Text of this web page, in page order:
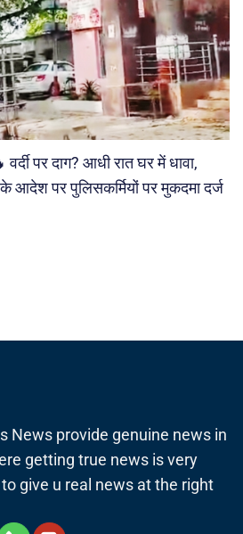
पर दाग? आधी रात घर में धावा,
आदेश पर पुलिसकर्मियों पर मुकदमा दर्ज
News provide genuine news in
getting true news is very
give u real news at the right